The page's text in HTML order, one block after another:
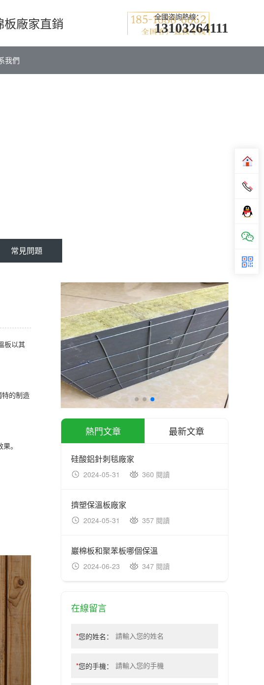
廠家直銷 全國咨詢熱線：
13103264111
我們
常見問題
板以其
的制造
。
熱門文章 最新文章
硅酸鋁針刺毯廠家
2024-05-31 360 閱讀
擠塑保溫板廠家
2024-05-31 357 閱讀
巖棉板和聚苯板哪個保溫
2024-06-23 347 閱讀
在線留言
*您的姓名：
*您的手機：